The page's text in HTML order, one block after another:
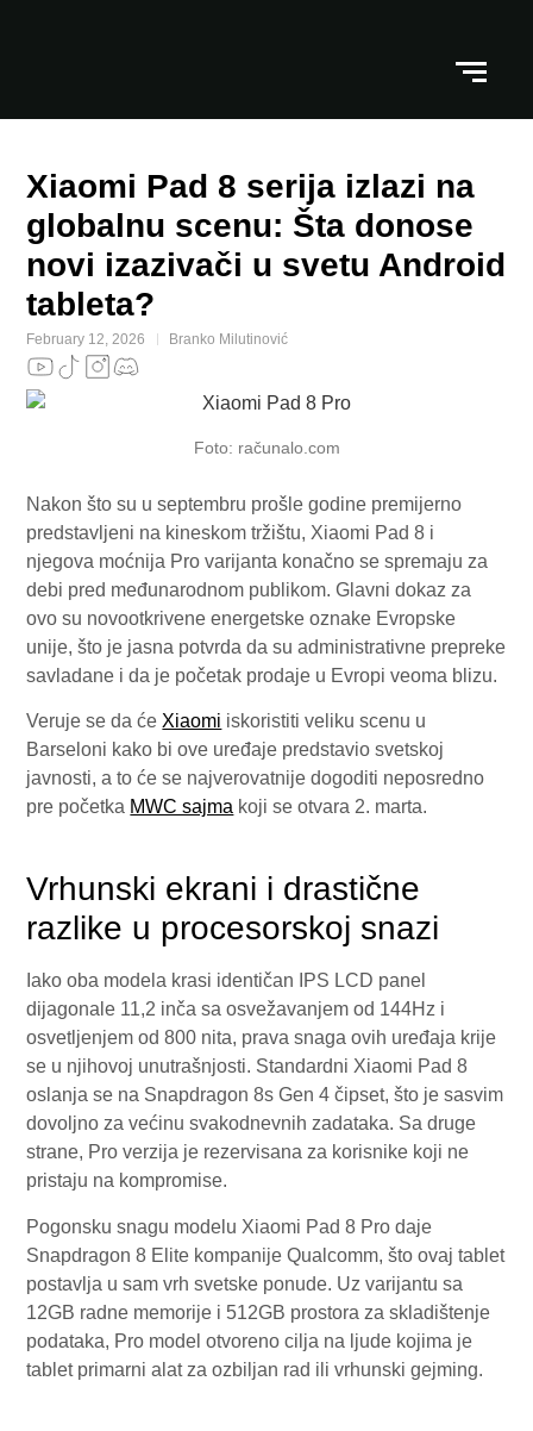
Xiaomi Pad 8 serija izlazi na
globalnu scenu: Šta donose
novi izazivači u svetu Android
tableta?
February 12, 2026 Branko Milutinović
Foto: računalo.com
Nakon što su u septembru prošle godine premijerno
predstavljeni na kineskom tržištu, Xiaomi Pad 8 i
njegova moćnija Pro varijanta konačno se spremaju za
debi pred međunarodnom publikom. Glavni dokaz za
ovo su novootkrivene energetske oznake Evropske
unije, što je jasna potvrda da su administrativne prepreke
savladane i da je početak prodaje u Evropi veoma blizu.
Veruje se da će Xiaomi iskoristiti veliku scenu u
Barseloni kako bi ove uređaje predstavio svetskoj
javnosti, a to će se najverovatnije dogoditi neposredno
pre početka MWC sajma koji se otvara 2. marta.
Vrhunski ekrani i drastične
razlike u procesorskoj snazi
Iako oba modela krasi identičan IPS LCD panel
dijagonale 11,2 inča sa osvežavanjem od 144Hz i
osvetljenjem od 800 nita, prava snaga ovih uređaja krije
se u njihovoj unutrašnjosti. Standardni Xiaomi Pad 8
oslanja se na Snapdragon 8s Gen 4 čipset, što je sasvim
dovoljno za većinu svakodnevnih zadataka. Sa druge
strane, Pro verzija je rezervisana za korisnike koji ne
pristaju na kompromise.
Pogonsku snagu modelu Xiaomi Pad 8 Pro daje
Snapdragon 8 Elite kompanije Qualcomm, što ovaj tablet
postavlja u sam vrh svetske ponude. Uz varijantu sa
12GB radne memorije i 512GB prostora za skladištenje
podataka, Pro model otvoreno cilja na ljude kojima je
tablet primarni alat za ozbiljan rad ili vrhunski gejming.